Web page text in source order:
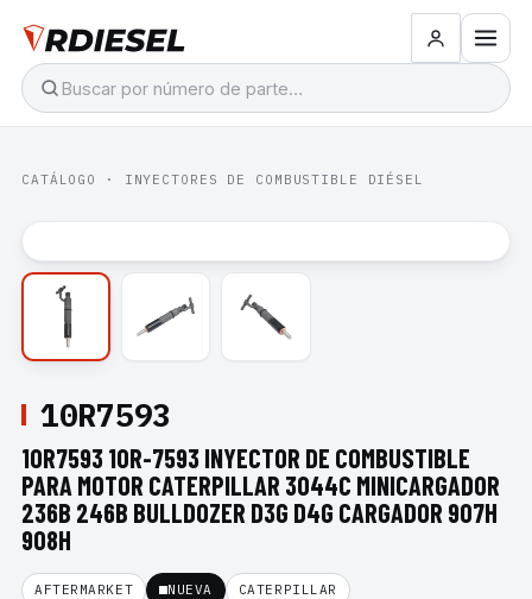
CATÁLOGO · INYECTORES DE COMBUSTIBLE DIÉSEL
10R7593
10R7593 10R-7593 INYECTOR DE COMBUSTIBLE
PARA MOTOR CATERPILLAR 3044C MINICARGADOR
236B 246B BULLDOZER D3G D4G CARGADOR 907H
908H
AFTERMARKET NUEVA CATERPILLAR